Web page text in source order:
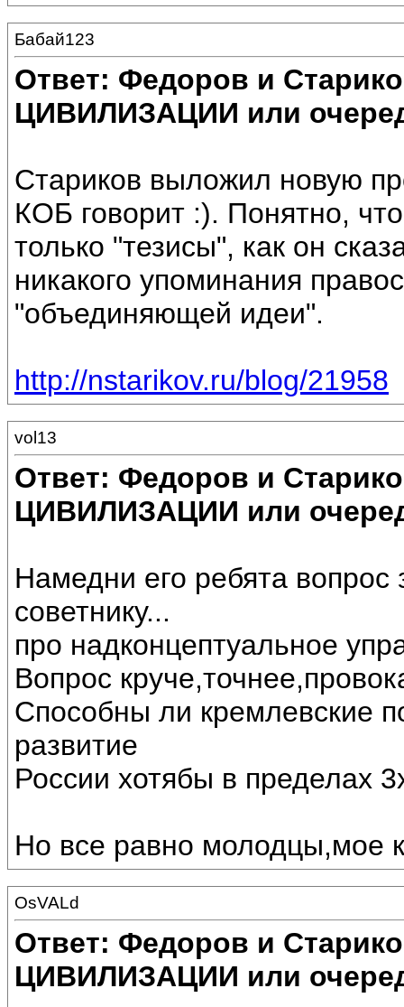
Бабай123
Ответ: Федоров и
ЦИВИЛИЗАЦИИ или
Стариков выложил новую
КОБ говорит :). Понятно,
только "тезисы", как он
никакого упоминания
"объединяющей идеи".
http://nstarikov.ru/blog/21958
vol13
Ответ: Федоров и
ЦИВИЛИЗАЦИИ или
Намедни его ребята
советнику...
про надконцептуальное
Вопрос
Способны ли кремлевские
развитие
России хотябы в пределах
Но все равно молодцы,мое
OsVALd
Ответ: Федоров и
ЦИВИЛИЗАЦИИ или